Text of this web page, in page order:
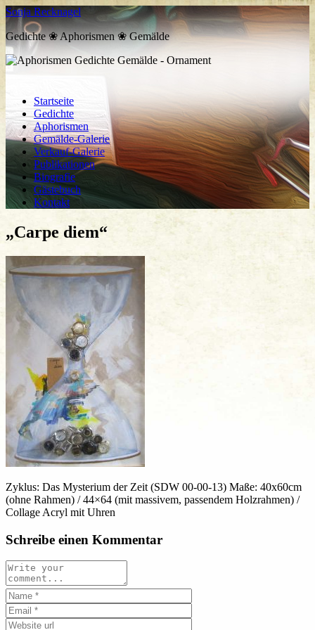
Sonja Recknagel
Gedichte ❀ Aphorismen ❀ Gemälde
Startseite
Gedichte
Aphorismen
Gemälde-Galerie
Verkauf-Galerie
Publikationen
Biografie
Gästebuch
Kontakt
„Carpe diem“
Zyklus: Das Mysterium der Zeit (SDW 00-00-13) Maße: 40x60cm
(ohne Rahmen) / 44×64 (mit massivem, passendem Holzrahmen) /
Collage Acryl mit Uhren
Schreibe einen Kommentar